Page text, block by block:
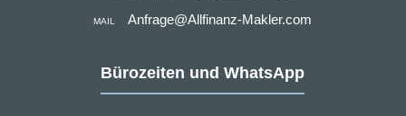
MAIL Anfrage@Allfinanz-Makler.com
Bürozeiten und WhatsApp